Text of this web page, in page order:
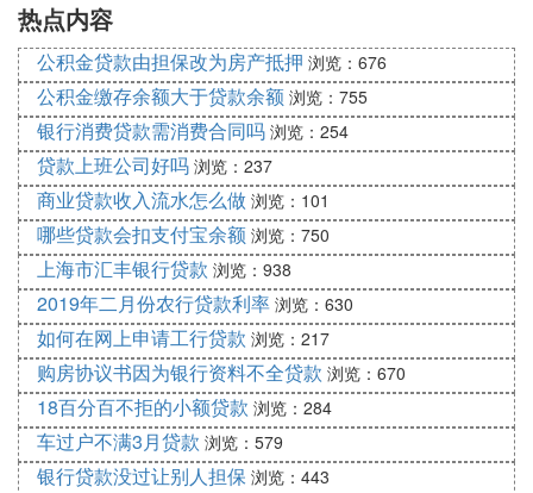
if(m<=1)
{
n=n10000;
j=n0.0747/12;
k=n0.0747;
l=nk;
}
elseif(m>1
j=n0.0756/12;
k=n0.0756;
l=nk;
热点内容
公积金贷款由担保改为房产抵押 浏览：676
公积金缴存余额大于贷款余额 浏览：755
银行消费贷款需消费合同吗 浏览：254
贷款上班公司好吗 浏览：237
商业贷款收入流水怎么做 浏览：101
哪些贷款会扣支付宝余额 浏览：750
上海市汇丰银行贷款 浏览：938
2019年二月份农行贷款利率 浏览：630
如何在网上申请工行贷款 浏览：217
购房协议书因为银行资料不全贷款 浏览：670
18百分百不拒的小额贷款 浏览：284
车过户不满3月贷款 浏览：579
银行贷款没过让别人担保 浏览：443